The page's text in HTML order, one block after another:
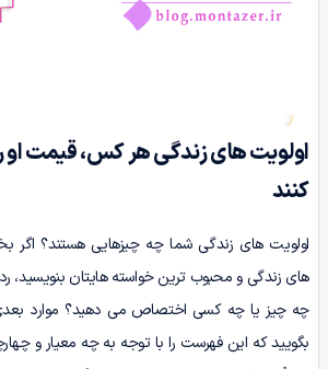
اولویت های زندگی هر کس، قیمت
کنند
اولویت های زندگی شما چه چیزهایی هستند؟ اگر
های زندگی و محبوب ترین خواسته هایتان بنویسید،
چه چیز یا چه کسی اختصاص می دهید؟ موارد
بگویید که این فهرست را با توجه به چه معیار و